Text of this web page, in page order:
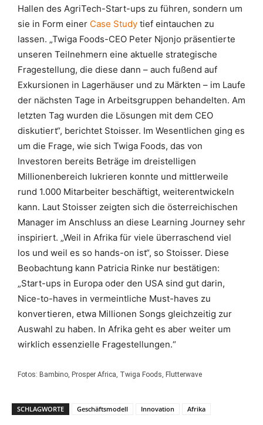
Hallen des AgriTech-Start-ups zu führen, sondern um
sie in Form einer Case Study tief eintauchen zu
lassen. „Twiga Foods-CEO Peter Njonjo präsentierte
unseren Teilnehmern eine aktuelle strategische
Fragestellung, die diese dann – auch fußend auf
Exkursionen in Lagerhäuser und zu Märkten – im Laufe
der nächsten Tage in Arbeitsgruppen behandelten. Am
letzten Tag wurden die Lösungen mit dem CEO
diskutiert“, berichtet Stoisser. Im Wesentlichen ging es
um die Frage, wie sich Twiga Foods, das von
Investoren bereits Beträge im dreistelligen
Millionenbereich lukrieren konnte und mittlerweile
rund 1.000 Mitarbeiter beschäftigt, weiterentwickeln
kann. Laut Stoisser zeigten sich die österreichischen
Manager im Anschluss an diese Learning Journey sehr
inspiriert. „Weil in Afrika für viele überraschend viel
los und weil es so hands-on ist“, so Stoisser. Diese
Beobachtung kann Patricia Rinke nur bestätigen:
„Start-ups in Europa oder den USA sind gut darin,
Nice-to-haves in vermeintliche Must-haves zu
konvertieren, etwa Millionen Songs gleichzeitig zur
Auswahl zu haben. In Afrika geht es aber weiter um
wirklich essenzielle Fragestellungen.“
Fotos: Bambino, Prosper Africa, Twiga Foods, Flutterwave
SCHLAGWORTE Geschäftsmodell Innovation Afrika